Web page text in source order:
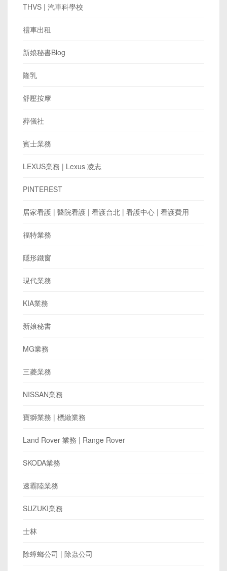
THVS | 汽車科學校
禮車出租
新娘秘書Blog
隆乳
舒壓按摩
葬儀社
賓士業務
LEXUS業務 | Lexus 凌志
PINTEREST
居家看護 | 醫院看護 | 看護台北 | 看護中心 | 看護費用
福特業務
隱形鐵窗
現代業務
KIA業務
新娘秘書
MG業務
三菱業務
NISSAN業務
寶獅業務 | 標緻業務
Land Rover 業務 | Range Rover
SKODA業務
速霸陸業務
SUZUKI業務
士林
除蟑螂公司 | 除蟲公司